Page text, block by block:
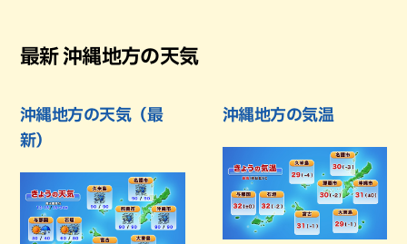
最新 沖縄地方の天気
沖縄地方の天気（最
新）
沖縄地方の気温